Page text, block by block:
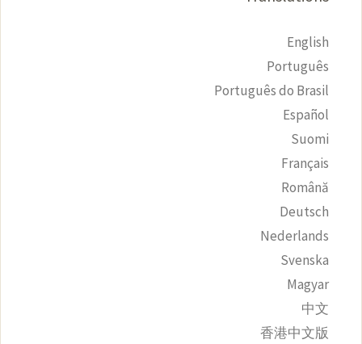
English
Português
Português do Brasil
Español
Suomi
Français
Română
Deutsch
Nederlands
Svenska
Magyar
中文
香港中文版